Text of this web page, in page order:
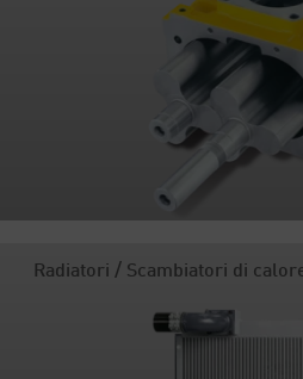
Radiatori / Scambiatori di